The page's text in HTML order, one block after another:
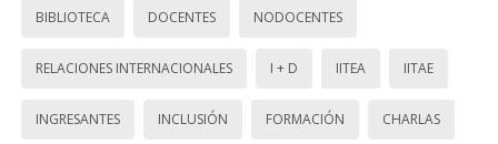
BIBLIOTECA DOCENTES NODOCENTES
RELACIONES INTERNACIONALES I + D IITEA IITAE
INGRESANTES INCLUSIÓN FORMACIÓN CHARLAS